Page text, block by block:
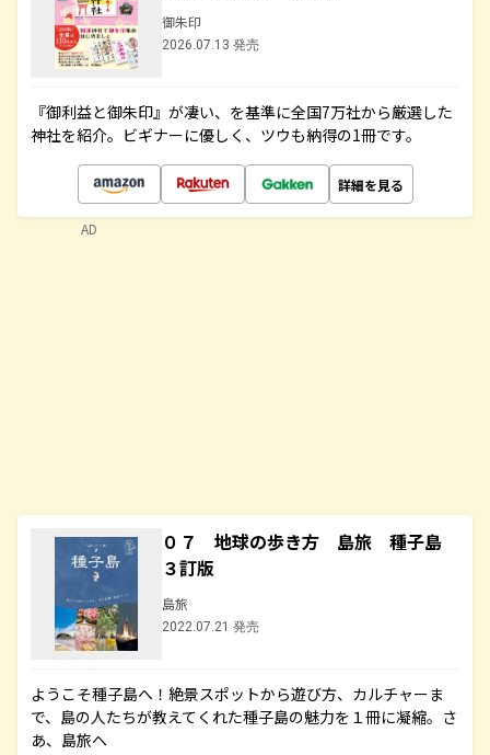
御朱印
2026.07.13 発売
『御利益と御朱印』が凄い、を基準に全国7万社から厳選した
神社を紹介。ビギナーに優しく、ツウも納得の1冊です。
詳細を見る
０７ 地球の歩き方 島旅 種子島
３訂版
島旅
2022.07.21 発売
ようこそ種子島へ！絶景スポットから遊び方、カルチャーま
で、島の人たちが教えてくれた種子島の魅力を１冊に凝縮。さ
あ、島旅へ
AD